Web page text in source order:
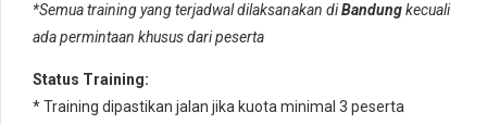
*Semua training yang terjadwal dilaksanakan diBandungkecuali
ada permintaan khusus dari peserta
Status Training:
* Training dipastikan jalan jika kuota minimal 3 peserta